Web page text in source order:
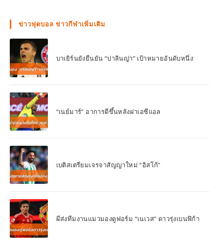
ข่าวฟุตบอล ข่าวกีฬาเพิ่มเติม
บาเยิร์นยังยืนยัน “ปาลินญ่า” เป้าหมายอันดับหนึ่ง
“เนย์มาร์” อาการดีขึ้นหลังผ่าเอซีแอล
เบติสเตรียมเจรจาสัญญาใหม่ “อิสโก้”
ผีส่งทีมงานแมวมองดูฟอร์ม “เนเวส” ดาวรุ่งเบนฟิก้า